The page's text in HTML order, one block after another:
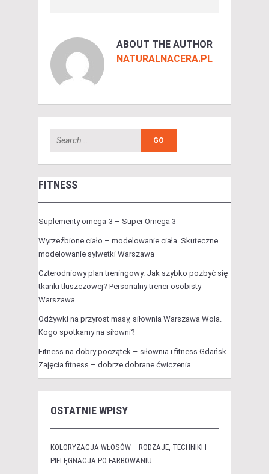
ABOUT THE AUTHOR
NATURALNACERA.PL
FITNESS
Suplementy omega-3 – Super Omega 3
Wyrzeźbione ciało – modelowanie ciała. Skuteczne
modelowanie sylwetki Warszawa
Czterodniowy plan treningowy. Jak szybko pozbyć się
tkanki tłuszczowej? Personalny trener osobisty
Warszawa
Odżywki na przyrost masy, siłownia Warszawa Wola.
Kogo spotkamy na siłowni?
Fitness na dobry początek – siłownia i fitness Gdańsk.
Zajęcia fitness – dobrze dobrane ćwiczenia
OSTATNIE WPISY
KOLORYZACJA WŁOSÓW – RODZAJE, TECHNIKI I
PIELĘGNACJA PO FARBOWANIU